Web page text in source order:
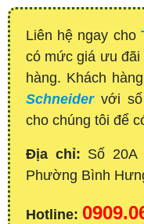
Liên hệ ngay cho
có mức giá ưu đãi
hàng. Khách
Schneider với
cho chúng tôi để
Địa chỉ: Số
Phường Bình
Hotline: